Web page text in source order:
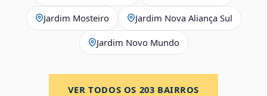
Jardim Mosteiro Jardim Nova Aliança Sul
Jardim Novo Mundo
VER TODOS OS 203 BAIRROS